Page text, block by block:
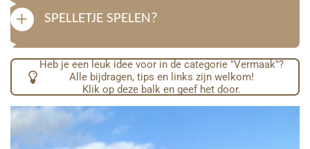
SPELLETJE SPELEN?
Heb je een leuk idee voor in de categorie "Vermaak"?
Alle bijdragen, tips en links zijn welkom!
Klik op deze balk en geef het door.